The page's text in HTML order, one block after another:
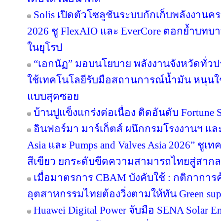
Solis เปิดตัวโซลูชันระบบกักเก็บพลังงานคร
2026 ชู FlexAIO และ EverCore ตอกย้ำบท
ในยุโรป
“เอกนัฏ” มอบนโยบาย พลังงานจังหวัดทั่
ใช้เทคโนโลยีรับมือสถานการณ์น้ำมัน หนุนใ
แบบสุดซอย
บ้านปูแข็งแกร่งต่อเนื่อง ติดอันดับ Fortune
อินฟอร์มา มาร์เก็ตส์ ผนึกกรมโรงงานฯ แ
Asia และ Pumps and Valves Asia 2026”
สีเขียว ยกระดับขีดความสามารถไทยสู่สากล
เมื่อมาตรการ CBAM บังคับใช้ : กติกากา
อุตสาหกรรมไทยต้องวิ่งตามให้ทัน Green
Huawei Digital Power จับมือ SENA Solar